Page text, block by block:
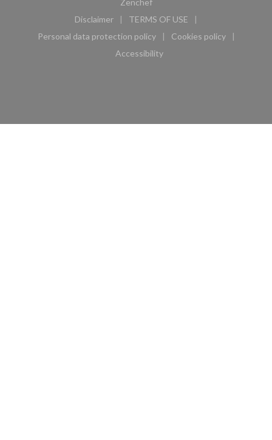
Zenchef
Disclaimer
((opens in a new window))
TERMS OF USE
((opens in a new window))
Personal data protection policy
((opens in a new window))
Cookies policy
((opens in a new
Accessibility
((opens in a new window))